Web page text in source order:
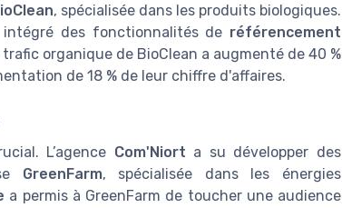
, spécialisée dans les produits biologiques.
intégré des fonctionnalités de référencement
trafic organique de BioClean a augmenté de 40 %
de 18 % de leur chiffre d'affaires.
L’agence Com'Niort a su développer des
GreenFarm, spécialisée dans les énergies
a permis à GreenFarm de toucher une audience